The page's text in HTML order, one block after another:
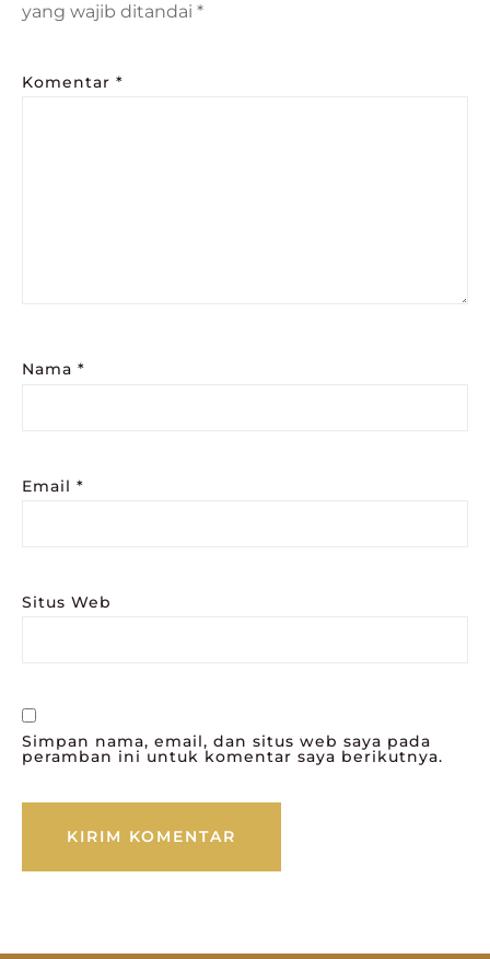
yang wajib ditandai *
Komentar *
Nama *
Email *
Situs Web
Simpan nama, email, dan situs web saya pada
peramban ini untuk komentar saya berikutnya.